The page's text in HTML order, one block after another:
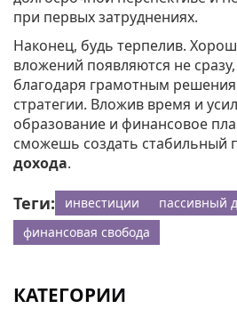
при первых затруднениях.
Наконец, будь терпелив.
вложений появляются не
благодаря грамотным
стратегии. Вложив время и
образование и финансовое
сможешь создать стабильный
дохода.
Теги: инвестиции пассивный
финансовая свобода
КАТЕГОРИИ